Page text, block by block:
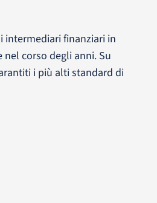
intermediari finanziari in
corso degli anni. Su
i più alti standard di